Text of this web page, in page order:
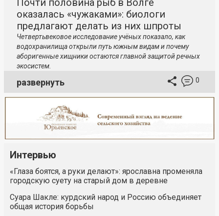
Почти половина рыб в Волге
оказалась «чужаками»: биологи
предлагают делать из них шпроты
Четвертьвековое исследование учёных показало, как
водохранилища открыли путь южным видам и почему
аборигенные хищники остаются главной защитой речных
экосистем.
развернуть 0
Интервью
«Глаза боятся, а руки делают»: ярославна променяла
городскую суету на старый дом в деревне
Суара Шакле: курдский народ и Россию объединяет
общая история борьбы